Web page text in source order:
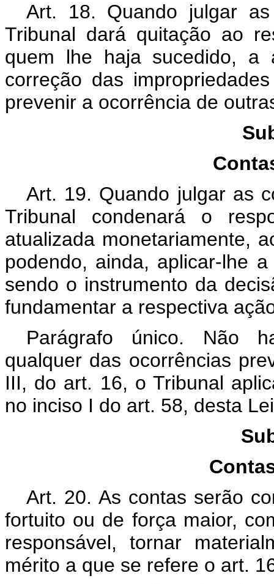
Art. 18. Quando julgar
Tribunal dará quitação ao
quem lhe haja sucedido, a
correção das
prevenir a ocorrência de
Art. 19. Quando julgar as
Tribunal condenará o
atualizada monetariamente,
podendo, ainda, aplicar-lhe
sendo o instrumento da
fundamentar a respectiva
Parágrafo único. Não
qualquer das ocorrências
III, do art. 16, o Tribunal
no inciso I do art. 58, desta
Art. 20. As contas serão
fortuito ou de força maior,
responsável, tornar
mérito a que se refere o art.